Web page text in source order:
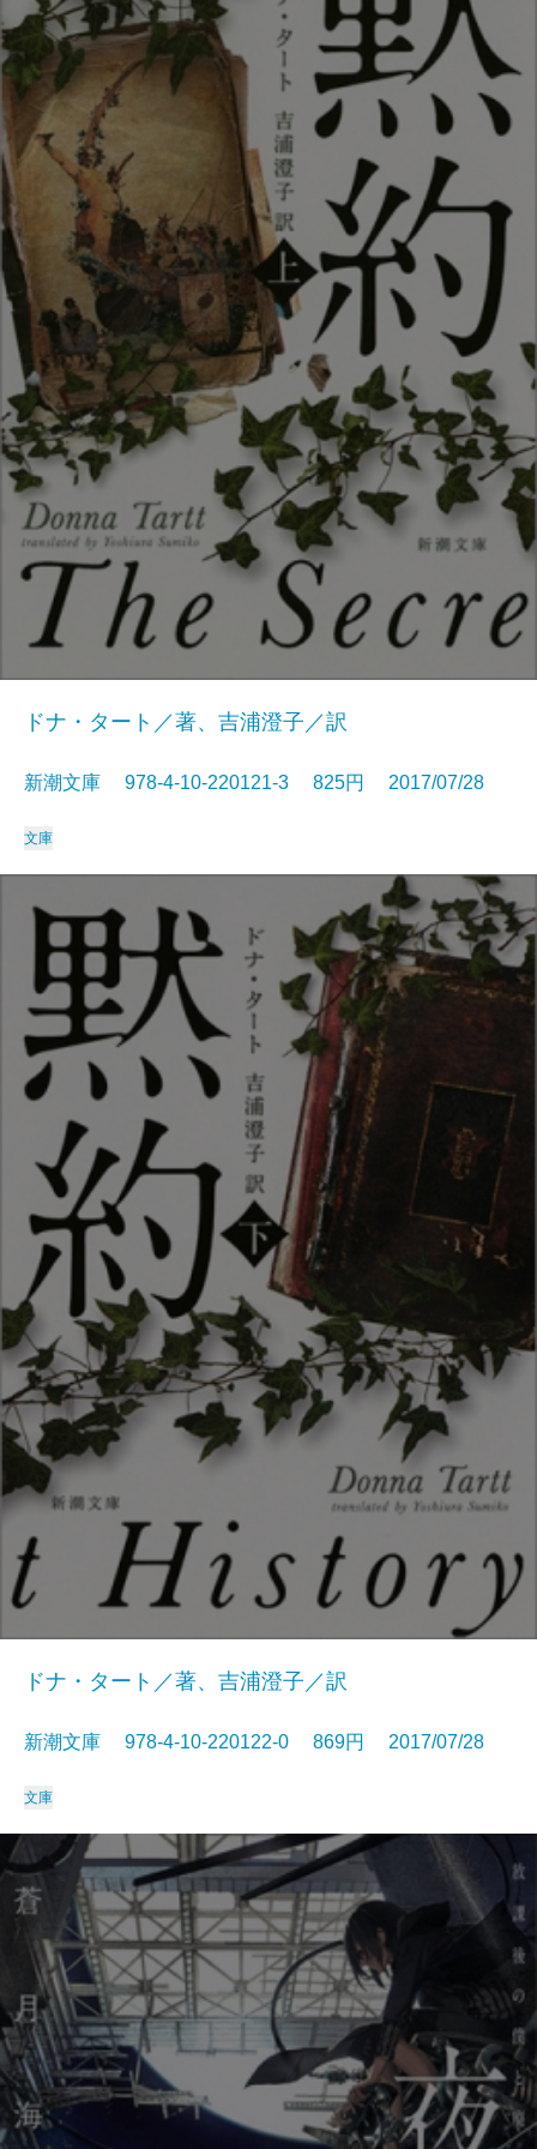
ドナ・タート／著、吉浦澄子／訳
新潮文庫 978-4-10-220121-3 825円 2017/07/28
文庫
ドナ・タート／著、吉浦澄子／訳
新潮文庫 978-4-10-220122-0 869円 2017/07/28
文庫